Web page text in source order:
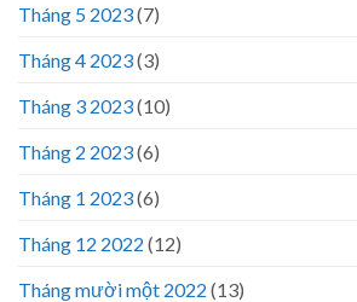
Tháng 5 2023(7)
Tháng 4 2023(3)
Tháng 3 2023(10)
Tháng 2 2023(6)
Tháng 1 2023(6)
Tháng 12 2022 (12)
Tháng mười một 2022 (13)